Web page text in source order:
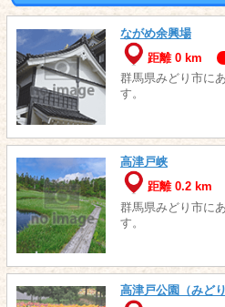
ながめ余興場
距離 0 km
群馬県みどり市に
す。
高津戸峡
距離 0.2 km
群馬県みどり市に
す。
高津戸公園（みどり